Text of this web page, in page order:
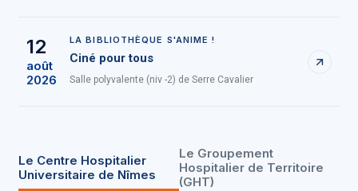
12
août
2026
LA BIBLIOTHÈQUE S'ANIME !
Ciné pour tous
Salle polyvalente (niv -2) de Serre Cavalier
Le Centre Hospitalier
Universitaire de Nîmes
Le Groupement
Hospitalier de Territoire
(GHT)